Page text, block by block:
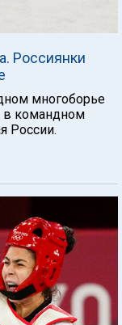
Россиянки
многоборье
в командном
России.